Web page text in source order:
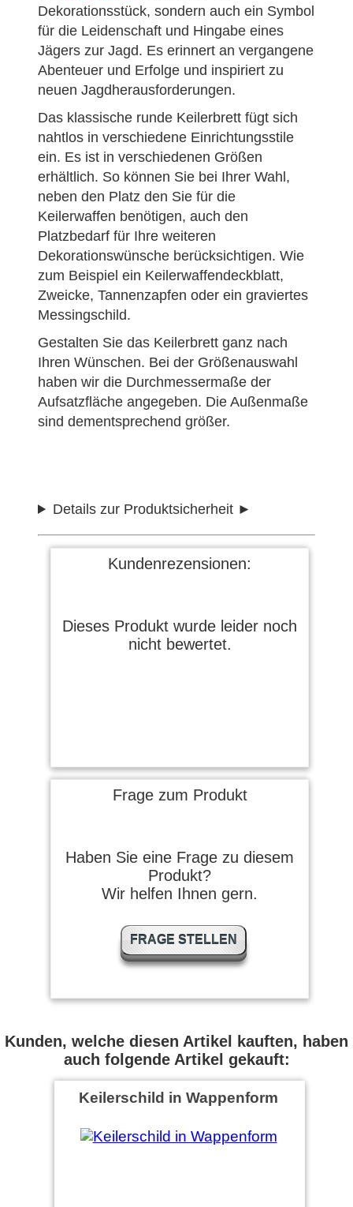
Dekorationsstück, sondern auch ein Symbol
für die Leidenschaft und Hingabe eines
Jägers zur Jagd. Es erinnert an vergangene
Abenteuer und Erfolge und inspiriert zu
neuen Jagdherausforderungen.
Das klassische runde Keilerbrett fügt sich
nahtlos in verschiedene Einrichtungsstile
ein. Es ist in verschiedenen Größen
erhältlich. So können Sie bei Ihrer Wahl,
neben den Platz den Sie für die
Keilerwaffen benötigen, auch den
Platzbedarf für Ihre weiteren
Dekorationswünsche berücksichtigen. Wie
zum Beispiel ein Keilerwaffendeckblatt,
Zweicke, Tannenzapfen oder ein graviertes
Messingschild.
Gestalten Sie das Keilerbrett ganz nach
Ihren Wünschen. Bei der Größenauswahl
haben wir die Durchmessermaße der
Aufsatzfläche angegeben. Die Außenmaße
sind dementsprechend größer.
Details zur Produktsicherheit
Kundenrezensionen:
Dieses Produkt wurde leider noch
nicht bewertet.
Frage zum Produkt
Haben Sie eine Frage zu diesem
Produkt?
Wir helfen Ihnen gern.
FRAGE STELLEN
Kunden, welche diesen Artikel kauften, haben
auch folgende Artikel gekauft:
Keilerschild in Wappenform